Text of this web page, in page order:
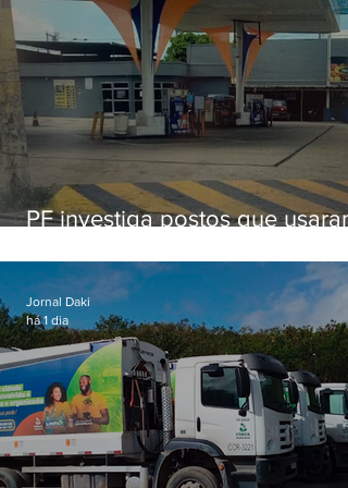
PF investiga postos que usaram
secretário morto em 2020
Jornal Daki
há 1 dia